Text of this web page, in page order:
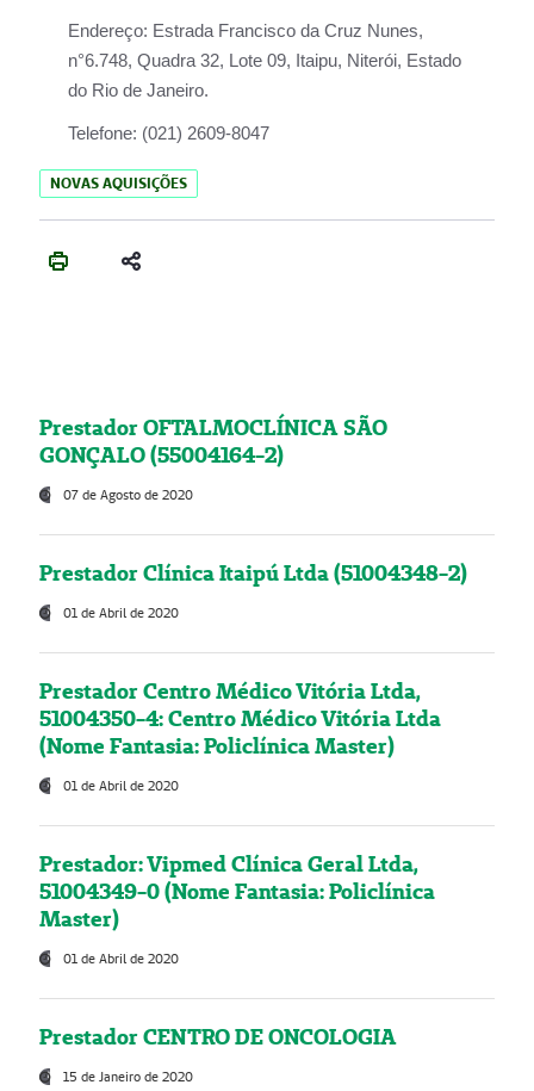
Endereço: Estrada Francisco da Cruz Nunes,
n°6.748, Quadra 32, Lote 09, Itaipu, Niterói, Estado
do Rio de Janeiro.
Telefone: (021) 2609-8047
NOVAS AQUISIÇÕES
Prestador OFTALMOCLÍNICA SÃO
GONÇALO (55004164-2)
07 de Agosto de 2020
Prestador Clínica Itaipú Ltda (51004348-2)
01 de Abril de 2020
Prestador Centro Médico Vitória Ltda,
51004350-4: Centro Médico Vitória Ltda
(Nome Fantasia: Policlínica Master)
01 de Abril de 2020
Prestador: Vipmed Clínica Geral Ltda,
51004349-0 (Nome Fantasia: Policlínica
Master)
01 de Abril de 2020
Prestador CENTRO DE ONCOLOGIA
15 de Janeiro de 2020